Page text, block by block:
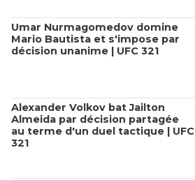
Umar Nurmagomedov domine
Mario Bautista et s'impose par
décision unanime | UFC 321
Alexander Volkov bat Jailton
Almeida par décision partagée
au terme d'un duel tactique | UFC
321